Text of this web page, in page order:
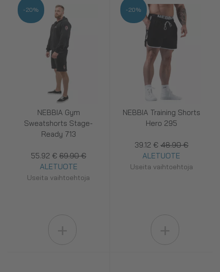
NEBBIA Gym
Sweatshorts Stage-
Ready 713
55.92 € 69.90 €
ALETUOTE
Useita vaihtoehtoja
-20%
NEBBIA Training Shorts
Hero 295
39.12 € 48.90 €
ALETUOTE
Useita vaihtoehtoja
-20%